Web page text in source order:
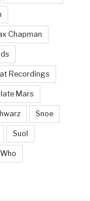
Chapman
Recordings
Mars
Snoe
Suol